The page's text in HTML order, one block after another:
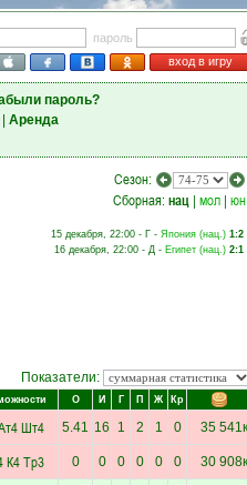
пароль
вход в игру
пароль?
Аренда
Сезон:
Сборная: нац | мол | юн
15 декабря, 22:00 - Г - Япония (нац.) 1:2
16 декабря, 22:00 - Д - Египет (нац.) 2:1
Показатели:
О И Г П Ж Кр
Шт4 5.41 16 1 2 1 0 35 541к
К4Тр3 0 0 0 0 0 0 30 908к